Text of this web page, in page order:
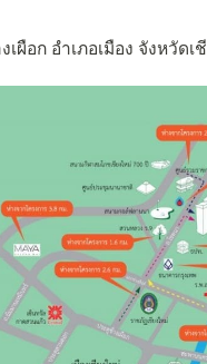
ผือก อำเภอเมือง จังหวัดเ